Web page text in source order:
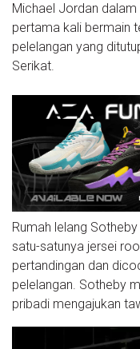
Michael Jordan
pertama kali bermain
pelelangan yang
Serikat.
Rumah lelang
satu-satunya jersei
pertandingan dan
pelelangan. Sotheby
pribadi mengajukan